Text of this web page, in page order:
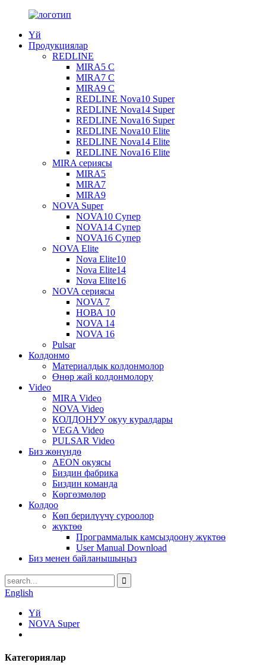
Үй
Продукциялар
REDLINE
MIRA5 С
MIRA7 С
MIRA9 С
REDLINE Nova10 Super
REDLINE Nova14 Super
REDLINE Nova16 Super
REDLINE Nova10 Elite
REDLINE Nova14 Elite
REDLINE Nova16 Elite
MIRA сериясы
MIRA5
MIRA7
MIRA9
NOVA Super
NOVA10 Супер
NOVA14 Супер
NOVA16 Супер
NOVA Elite
Nova Elite10
Nova Elite14
Nova Elite16
NOVA сериясы
NOVA 7
НОВА 10
NOVA 14
NOVA 16
Pulsar
Колдонмо
Материалдык колдонмолор
Өнөр жай колдонмолору
Video
MIRA Video
NOVA Video
КОЛДОНУУ окуу куралдары
VEGA Video
PULSAR Video
Биз жөнүндө
AEON окуясы
Биздин фабрика
Биздин команда
Көргөзмөлөр
Колдоо
Көп берилүүчү суроолор
жүктөө
Программалык камсыздоону жүктөө
User Manual Download
Биз менен байланышыңыз
English
Үй
NOVA Super
Категориялар